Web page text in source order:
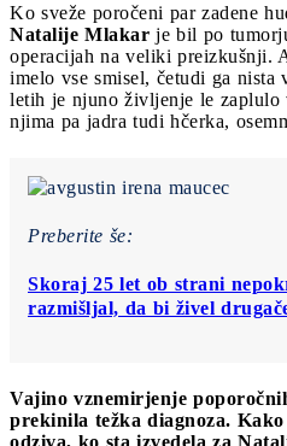
Ko sveže poročeni par zadene
Natalije Mlakar je bil po
operacijah na veliki preizkušnji.
imelo vse smisel, četudi ga
letih je njuno življenje le zaplulo
njima pa jadra tudi hčerka,
Preberite še:
Skoraj 25 let ob strani
razmišljal, da bi živel
Vajino vznemirjenje
prekinila težka diagnoza. Kako
odziva, ko sta izvedela za